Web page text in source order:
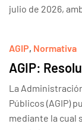
julio de 2026,
AGIP, Normativa
AGIP:
La
Públicos (AGIP)
mediante la cual